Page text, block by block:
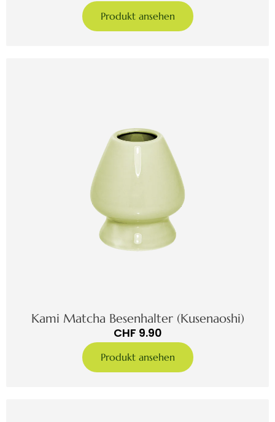
Produkt ansehen
Kami Matcha Besenhalter (Kusenaoshi)
CHF 9.90
Produkt ansehen